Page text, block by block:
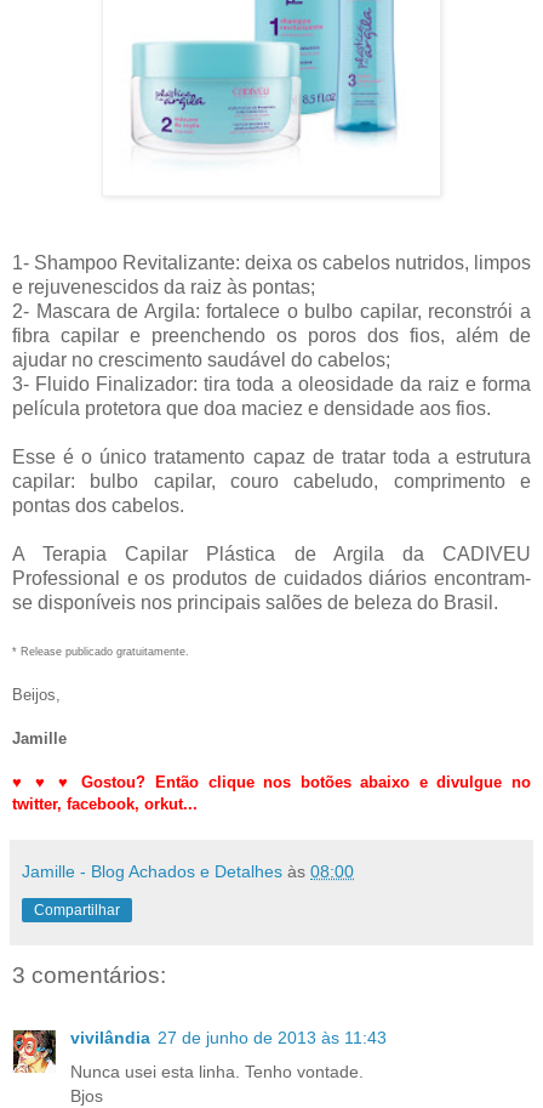
1- Shampoo Revitalizante: deixa os cabelos nutridos, limpos
e rejuvenescidos da raiz às pontas;
2- Mascara de Argila: fortalece o bulbo capilar, reconstrói a
fibra capilar e preenchendo os poros dos fios, além de
ajudar no crescimento saudável do cabelos;
3- Fluido Finalizador: tira toda a oleosidade da raiz e forma
película protetora que doa maciez e densidade aos fios.
Esse é o único tratamento capaz de tratar toda a estrutura
capilar: bulbo capilar, couro cabeludo, comprimento e
pontas dos cabelos.
A Terapia Capilar Plástica de Argila da CADIVEU
Professional e os produtos de cuidados diários encontram-
se disponíveis nos principais salões de beleza do Brasil.
* Release publicado gratuitamente.
Beijos,
Jamille
♥♥♥Gostou? Então clique nos botões abaixo e divulgue no
twitter, facebook, orkut...
Jamille - Blog Achados e Detalhes às 08:00
Compartilhar
3 comentários:
vivilândia 27 de junho de 2013 às 11:43
Nunca usei esta linha. Tenho vontade.
Bjos